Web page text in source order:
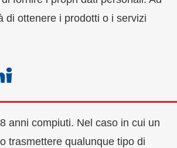
di ottenere i prodotti o i servizi
anni compiuti. Nel caso in cui un
trasmettere qualunque tipo di